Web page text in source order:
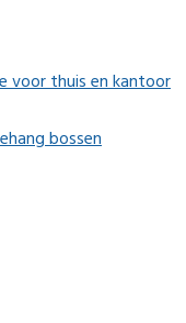
voor thuis en kantoor
bossen